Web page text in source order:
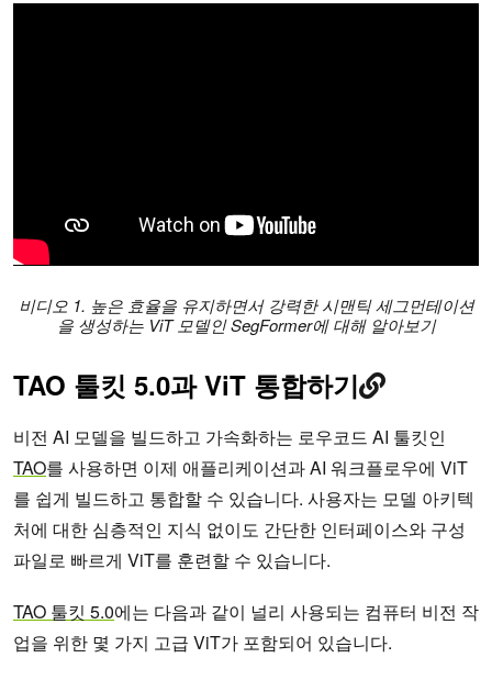
비디오 1. 높은 효율을 유지하면서 강력한 시맨틱 세그먼테이션
을 생성하는 ViT 모델인 SegFormer에 대해 알아보기
TAO 툴킷 5.0과 ViT 통합하기
비전 AI 모델을 빌드하고 가속화하는 로우코드 AI 툴킷인
TAO를 사용하면 이제 애플리케이션과 AI 워크플로우에 ViT
를 쉽게 빌드하고 통합할 수 있습니다. 사용자는 모델 아키텍
처에 대한 심층적인 지식 없이도 간단한 인터페이스와 구성
파일로 빠르게 ViT를 훈련할 수 있습니다.
TAO 툴킷 5.0에는 다음과 같이 널리 사용되는 컴퓨터 비전 작
업을 위한 몇 가지 고급 ViT가 포함되어 있습니다.